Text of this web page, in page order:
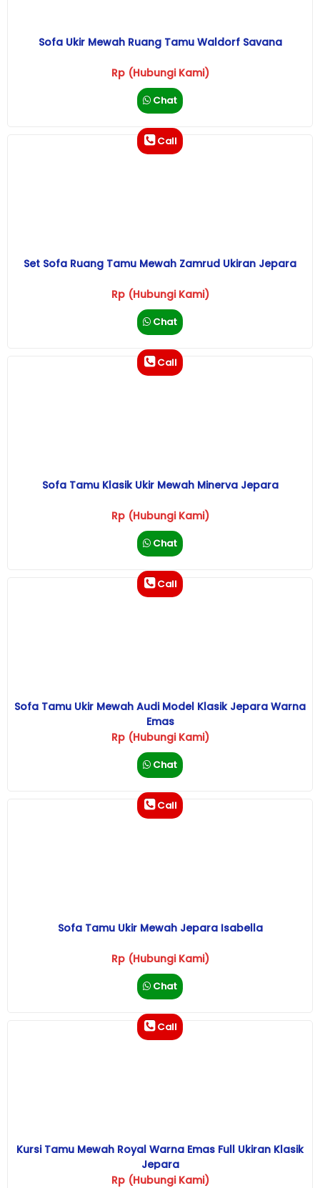
Sofa Ukir Mewah Ruang Tamu Waldorf Savana
Rp (Hubungi Kami)
Chat
Call
Set Sofa Ruang Tamu Mewah Zamrud Ukiran Jepara
Rp (Hubungi Kami)
Chat
Call
Sofa Tamu Klasik Ukir Mewah Minerva Jepara
Rp (Hubungi Kami)
Chat
Call
Sofa Tamu Ukir Mewah Audi Model Klasik Jepara Warna
Emas
Rp (Hubungi Kami)
Chat
Call
Sofa Tamu Ukir Mewah Jepara Isabella
Rp (Hubungi Kami)
Chat
Call
Kursi Tamu Mewah Royal Warna Emas Full Ukiran Klasik
Jepara
Rp (Hubungi Kami)